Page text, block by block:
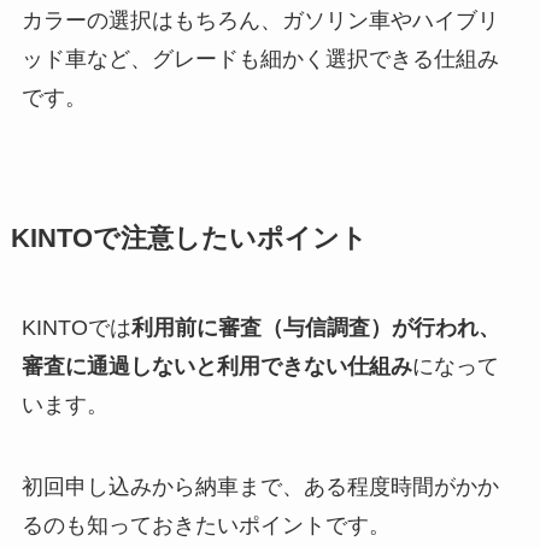
カラーの選択はもちろん、ガソリン車やハイブリ
ッド車など、グレードも細かく選択できる仕組み
です。
KINTOで注意したいポイント
KINTOでは利用前に審査（与信調査）が行われ、
審査に通過しないと利用できない仕組みになって
います。
初回申し込みから納車まで、ある程度時間がかか
るのも知っておきたいポイントです。